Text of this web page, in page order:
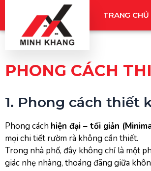
nội
TRANG CHỦ
PHONG CÁCH
1. Phong cách thiết
Phong cách hiện đại – tối giản
mọi chi tiết rườm rà không cần thiết.
Trong nhà phố, đây không chỉ là một
giác nhẹ nhàng, thoáng đãng giữa